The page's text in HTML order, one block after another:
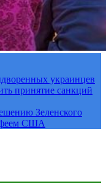
украинцев
принятие санкций
Зеленского
США